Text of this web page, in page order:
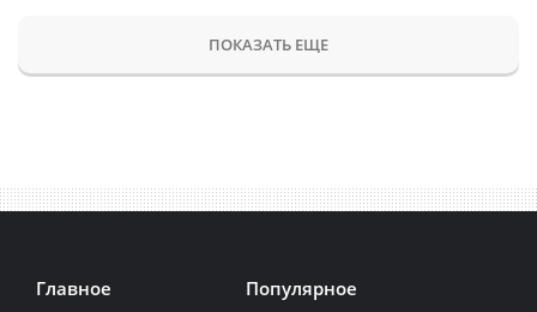
ПОКАЗАТЬ ЕЩЕ
Главное Популярное